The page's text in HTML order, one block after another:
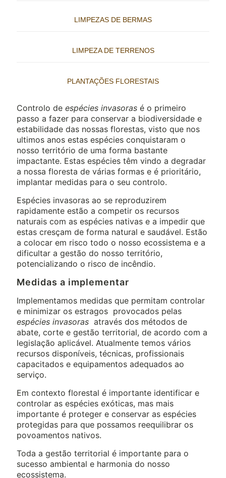
LIMPEZAS DE BERMAS
LIMPEZA DE TERRENOS
PLANTAÇÕES FLORESTAIS
Controlo de espécies invasoras é o primeiro
passo a fazer para conservar a biodiversidade e
estabilidade das nossas florestas, visto que nos
ultimos anos estas espécies conquistaram o
nosso território de uma forma bastante
impactante. Estas espécies têm vindo a degradar
a nossa floresta de várias formas e é prioritário,
implantar medidas para o seu controlo.
Espécies invasoras ao se reproduzirem
rapidamente estão a competir os recursos
naturais com as espécies nativas e a impedir que
estas cresçam de forma natural e saudável. Estão
a colocar em risco todo o nosso ecossistema e a
dificultar a gestão do nosso território,
potencializando o risco de incêndio.
Medidas a implementar
Implementamos medidas que permitam controlar
e minimizar os estragos provocados pelas
espécies invasoras através dos métodos de
abate, corte e gestão territorial, de acordo com a
legislação aplicável. Atualmente temos vários
recursos disponíveis, técnicas, profissionais
capacitados e equipamentos adequados ao
serviço.
Em contexto florestal é importante identificar e
controlar as espécies exóticas, mas mais
importante é proteger e conservar as espécies
protegidas para que possamos reequilibrar os
povoamentos nativos.
Toda a gestão territorial é importante para o
sucesso ambiental e harmonia do nosso
ecossistema.